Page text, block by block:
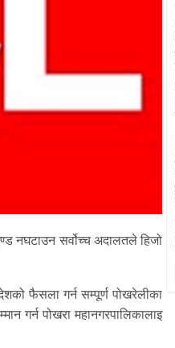
नघटाउन सर्वोच्च अदालतले हिजो
फैसला गर्न सम्पूर्ण पोखरेलीका
गर्न पोखरा महानगरपालिकालाइ